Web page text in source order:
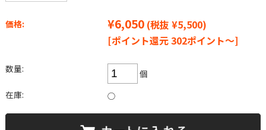
価格: ¥6,050 (税抜 ¥5,500)
[ポイント還元 302ポイント～]
数量:
個
在庫:
○